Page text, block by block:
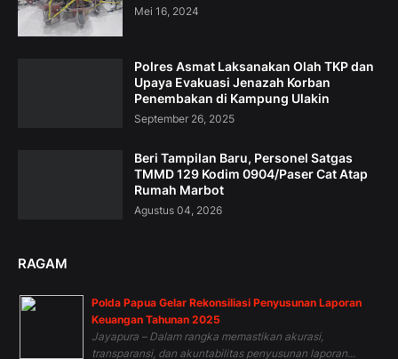
Mei 16, 2024
Polres Asmat Laksanakan Olah TKP dan
Upaya Evakuasi Jenazah Korban
Penembakan di Kampung Ulakin
September 26, 2025
Beri Tampilan Baru, Personel Satgas
TMMD 129 Kodim 0904/Paser Cat Atap
Rumah Marbot
Agustus 04, 2026
RAGAM
Polda Papua Gelar Rekonsiliasi Penyusunan Laporan
Keuangan Tahunan 2025
Jayapura – Dalam rangka memastikan akurasi,
transparansi, dan akuntabilitas penyusunan laporan...